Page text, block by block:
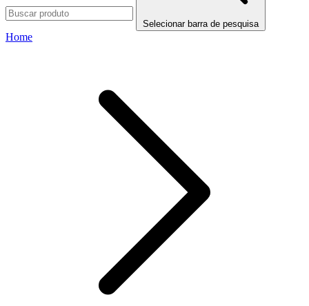
Selecionar barra de pesquisa
Home